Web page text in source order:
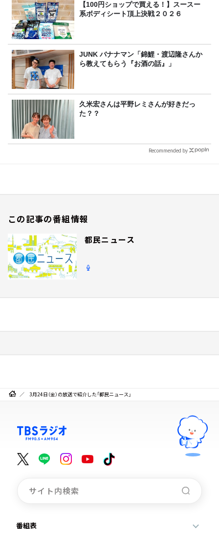
【100円ショップで買える！】スースー
系ボディシート頂上決戦２０２６
JUNK バナナマン「錦鯉・渡辺隆さんか
ら教えてもらう『お酒の話』」
久米宏さんは平野レミさんが好きだっ
た？？
Recommended by
この記事の番組情報
都民ニュース
3月24日（金）の放送で紹介した「都民ニュース」
番組表